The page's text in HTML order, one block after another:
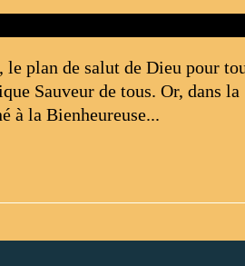
plan de salut de Dieu pour
Sauveur de tous. Or, dans la
à la Bienheureuse...